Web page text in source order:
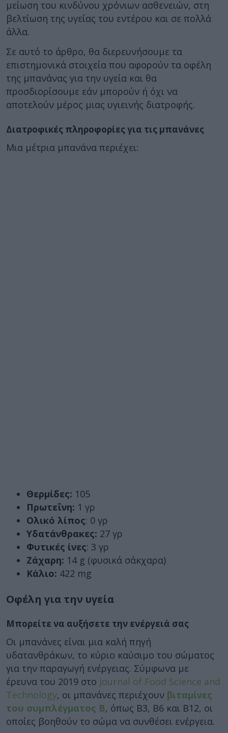
μείωση του κινδύνου χρόνιων ασθενειών, στη
βελτίωση της υγείας του εντέρου και σε πολλά
άλλα.
Σε αυτό το άρθρο, θα διερευνήσουμε τα
επιστημονικά στοιχεία που αφορούν τα οφέλη
της μπανάνας για την υγεία και θα
προσδιορίσουμε εάν μπορούν ή όχι να
αποτελούν μέρος μιας υγιεινής διατροφής.
Διατροφικές πληροφορίες για τις μπανάνες
Μια μέτρια μπανάνα περιέχει:
Θερμίδες: 105
Πρωτεΐνη: 1 γρ
Ολικό λίπος: 0 γρ
Υδατάνθρακες: 27 γρ
Φυτικές ίνες: 3 γρ
Ζάχαρη: 14 g (φυσικά σάκχαρα)
Κάλιο: 422 mg
Οφέλη για την υγεία
Μπορείτε να αυξήσετε την ενέργειά σας
Οι μπανάνες είναι μια καλή πηγή
υδατανθράκων, το κύριο καύσιμο του σώματος
για την παραγωγή ενέργειας. Σύμφωνα με
έρευνα του 2019 στο Journal of Food Science and
Technology, οι μπανάνες περιέχουν βιταμίνες
του συμπλέγματος Β, όπως Β3, Β6 και Β12, οι
οποίες βοηθούν το σώμα να συνθέσει ενέργεια.